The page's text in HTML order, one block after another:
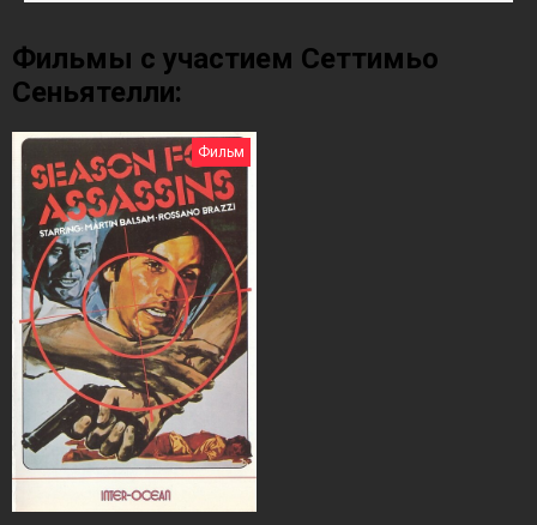
Фильмы с участием Сеттимьо
Сеньятелли:
Фильм